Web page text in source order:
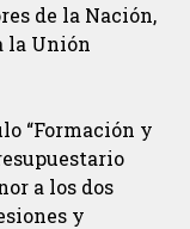
de la Nación,
la Unión
“Formación y
a los dos
y